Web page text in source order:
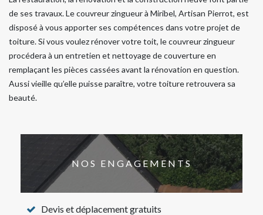
de ses travaux. Le couvreur zingueur à Miribel, Artisan Pierrot, est
disposé à vous apporter ses compétences dans votre projet de
toiture. Si vous voulez rénover votre toit, le couvreur zingueur
procédera à un entretien et nettoyage de couverture en
remplaçant les pièces cassées avant la rénovation en question.
Aussi vieille qu’elle puisse paraître, votre toiture retrouvera sa
beauté.
NOS ENGAGEMENTS
Devis et déplacement gratuits